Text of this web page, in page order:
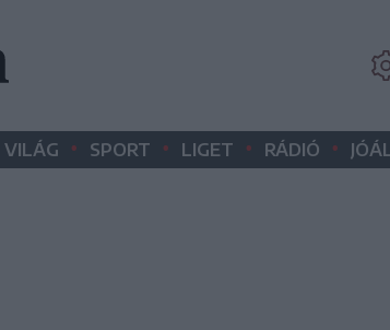
VILÁG • SPORT • LIGET • RÁDIÓ •